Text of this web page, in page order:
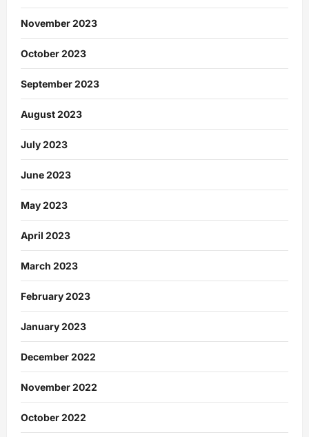
November 2023
October 2023
September 2023
August 2023
July 2023
June 2023
May 2023
April 2023
March 2023
February 2023
January 2023
December 2022
November 2022
October 2022